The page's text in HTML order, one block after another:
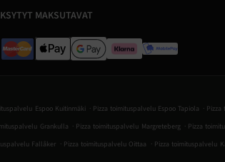
MAKSUTAVAT
Espoo Kuitinmäki . Pizza toimituspalvelu Espoo Tapiola .
Grankulla . Pizza toimituspalvelu Margreteberg . Pizza
Fallåker . Pizza toimituspalvelu Oittaa . Pizza toimituspalvelu